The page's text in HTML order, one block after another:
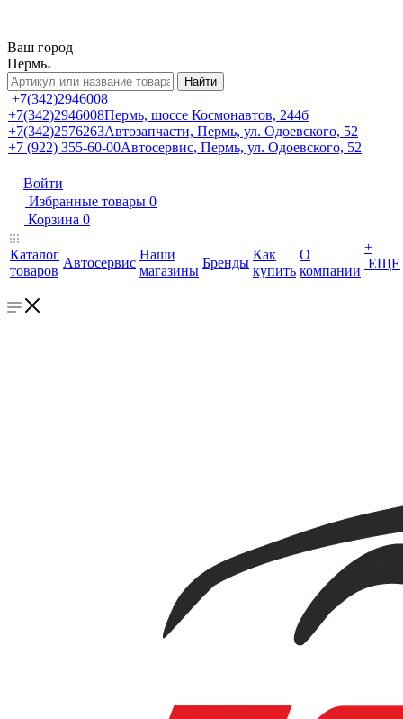
Ваш город
Пермь
Найти
+7(342)2946008
+7(342)2946008Пермь, шоссе Космонавтов, 244б
+7(342)2576263Автозапчасти, Пермь, ул. Одоевского, 52
+7 (922) 355-60-00Автосервис, Пермь, ул. Одоевского, 52
Войти
Избранные товары 0
Корзина 0
Каталог
товаров
Автосервис
Наши
магазины
Бренды
Как
купить
О
компании
+
ЕЩЕ